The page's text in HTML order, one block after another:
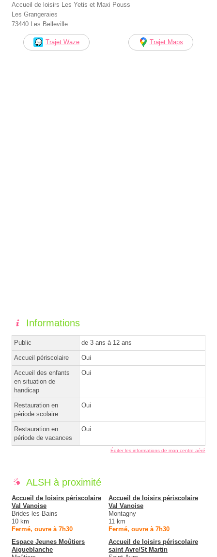
Accueil de loisirs Les Yetis et Maxi Pouss
Les Grangeraies
73440 Les Belleville
Trajet Waze Trajet Maps
Informations
Public de 3 ans à 12 ans
Accueil périscolaire Oui
Accueil des enfants
en situation de
handicap
Oui
Restauration en
période scolaire
Oui
Restauration en
période de vacances
Oui
Éditer les informations de mon centre aéré
ALSH à proximité
Accueil de loisirs périscolaire
Val Vanoise
Brides-les-Bains
10 km
Fermé, ouvre à 7h30
Accueil de loisirs périscolaire
Val Vanoise
Montagny
11 km
Fermé, ouvre à 7h30
Espace Jeunes Moûtiers
Aigueblanche
Accueil de loisirs périscolaire
saint Avre/St Martin